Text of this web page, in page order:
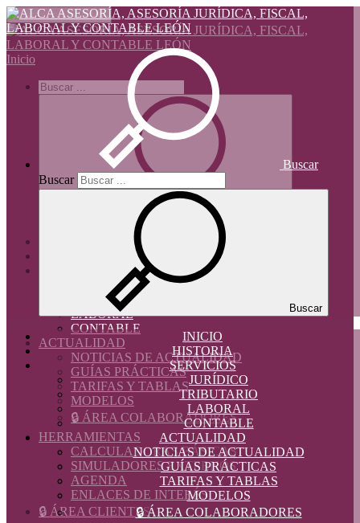
Buscar
Buscar
Buscar
INICIO
HISTORIA
SERVICIOS
JURÍDICO
TRIBUTARIO
LABORAL
CONTABLE
ACTUALIDAD
NOTICIAS DE ACTUALIDAD
GUÍAS PRÁCTICAS
TARIFAS Y TABLAS
MODELOS
🔒 ÁREA COLABORADORES
Alternar navegación
Inicio
JURÍDICO
TRIBUTARIO
LABORAL
CONTABLE
ACTUALIDAD
NOTICIAS DE ACTUALIDAD
GUÍAS PRÁCTICAS
TARIFAS Y TABLAS
MODELOS
🔒 ÁREA COLABORADORES
HERRAMIENTAS
CALCULADORAS BÁSICAS
SIMULADORES EXTERNOS
AGENDA
ENLACES DE INTERÉS
🔒 ÁREA CLIENTES